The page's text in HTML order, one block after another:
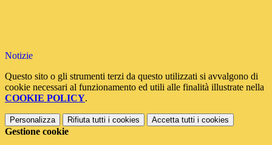
Notizie
Questo sito o gli strumenti terzi da questo utilizzati si avvalgono di
cookie necessari al funzionamento ed utili alle finalità illustrate nella
COOKIE POLICY.
Personalizza Rifiuta tutti i cookies Accetta tutti i cookies
Gestione cookie